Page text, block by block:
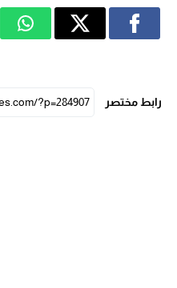
رابط مختصر